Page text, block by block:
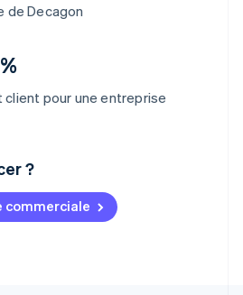
de Decagon
pour une entreprise
?
commerciale